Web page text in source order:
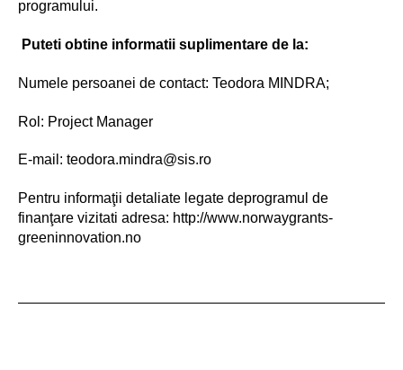
programului.
Puteti obtine informatii suplimentare de la:
Numele persoanei de contact: Teodora MINDRA;
Rol: Project Manager
E-mail: teodora.mindra@sis.ro
Pentru informaţii detaliate legate deprogramul de
finanţare vizitati adresa: http://www.norwaygrants-
greeninnovation.no